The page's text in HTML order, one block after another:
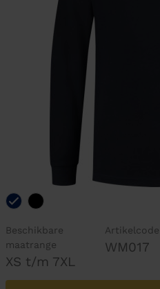
Beschikbare
maatrange
XS t/m 7XL
Artikelcode
WM017